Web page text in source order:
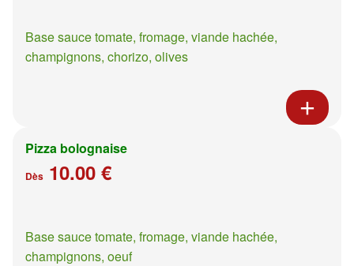
Base sauce tomate, fromage, viande hachée,
champignons, chorizo, olives
Pizza bolognaise
Dès 10.00 €
Base sauce tomate, fromage, viande hachée,
champignons, oeuf